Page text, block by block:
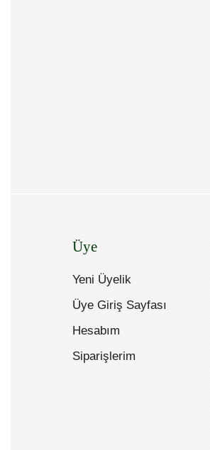
Üye
Yeni Üyelik
Üye Giriş Sayfası
Hesabım
Siparişlerim